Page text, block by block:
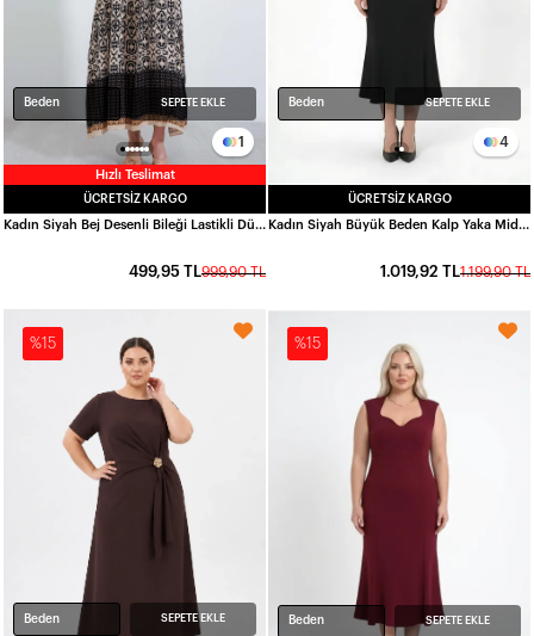
Hızlı Teslimat
1
Beden SEPETE EKLE
ÜCRETSIZ KARGO
Kadın Siyah Bej Desenli Bileği Lastikli Düğmeli Uzun Viskon Elbise HZL24S-BD124231
999,90 TL
499,95 TL
4
Beden SEPETE EKLE
ÜCRETSIZ KARGO
Kadın Siyah Büyük Beden Kalp Yaka Midi Boy Elbise HZL26S-ZSS150931
1.199,90 TL
1.019,92 TL
%15
Beden SEPETE EKLE
%15
Beden SEPETE EKLE